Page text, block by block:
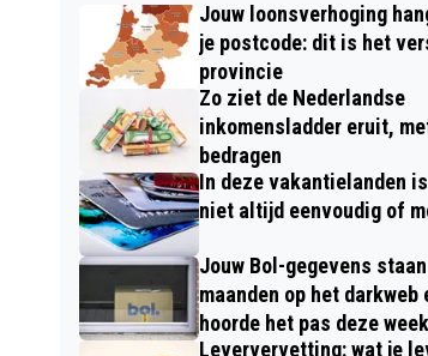
Jouw loonsverhoging
je postcode: dit is het
provincie
Zo ziet de Nederlandse
inkomensladder eruit,
bedragen
In deze vakantielanden
niet altijd eenvoudig of
Jouw Bol-gegevens
maanden op het darkweb
hoorde het pas deze week
Leververvetting: wat je